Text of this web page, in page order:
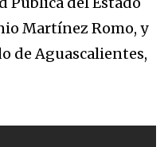
Martínez Romo, y
de Aguascalientes,